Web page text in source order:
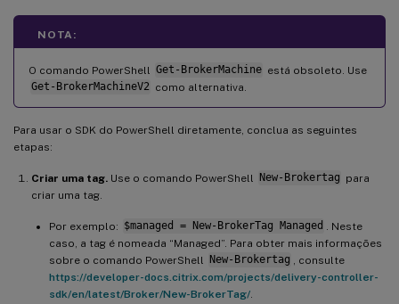
NOTA:
O comando PowerShell Get-BrokerMachine está obsoleto. Use
Get-BrokerMachineV2 como alternativa.
Para usar o SDK do PowerShell diretamente, conclua as seguintes
etapas:
Criar uma tag. Use o comando PowerShell New-Brokertag para
criar uma tag.
Por exemplo: $managed = New-BrokerTag Managed
. Neste
caso, a tag é nomeada “Managed”. Para obter mais informações
sobre o comando PowerShell
New-Brokertag
, consulte
https://developer-docs.citrix.com/projects/delivery-controller-
sdk/en/latest/Broker/New-BrokerTag/